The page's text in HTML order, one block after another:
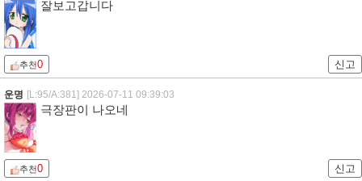
잘보고갑니다
추천0 신고
운명 [L:95/A:381] 2026-07-11 09:39:03
극장판이 나오네
추천0 신고